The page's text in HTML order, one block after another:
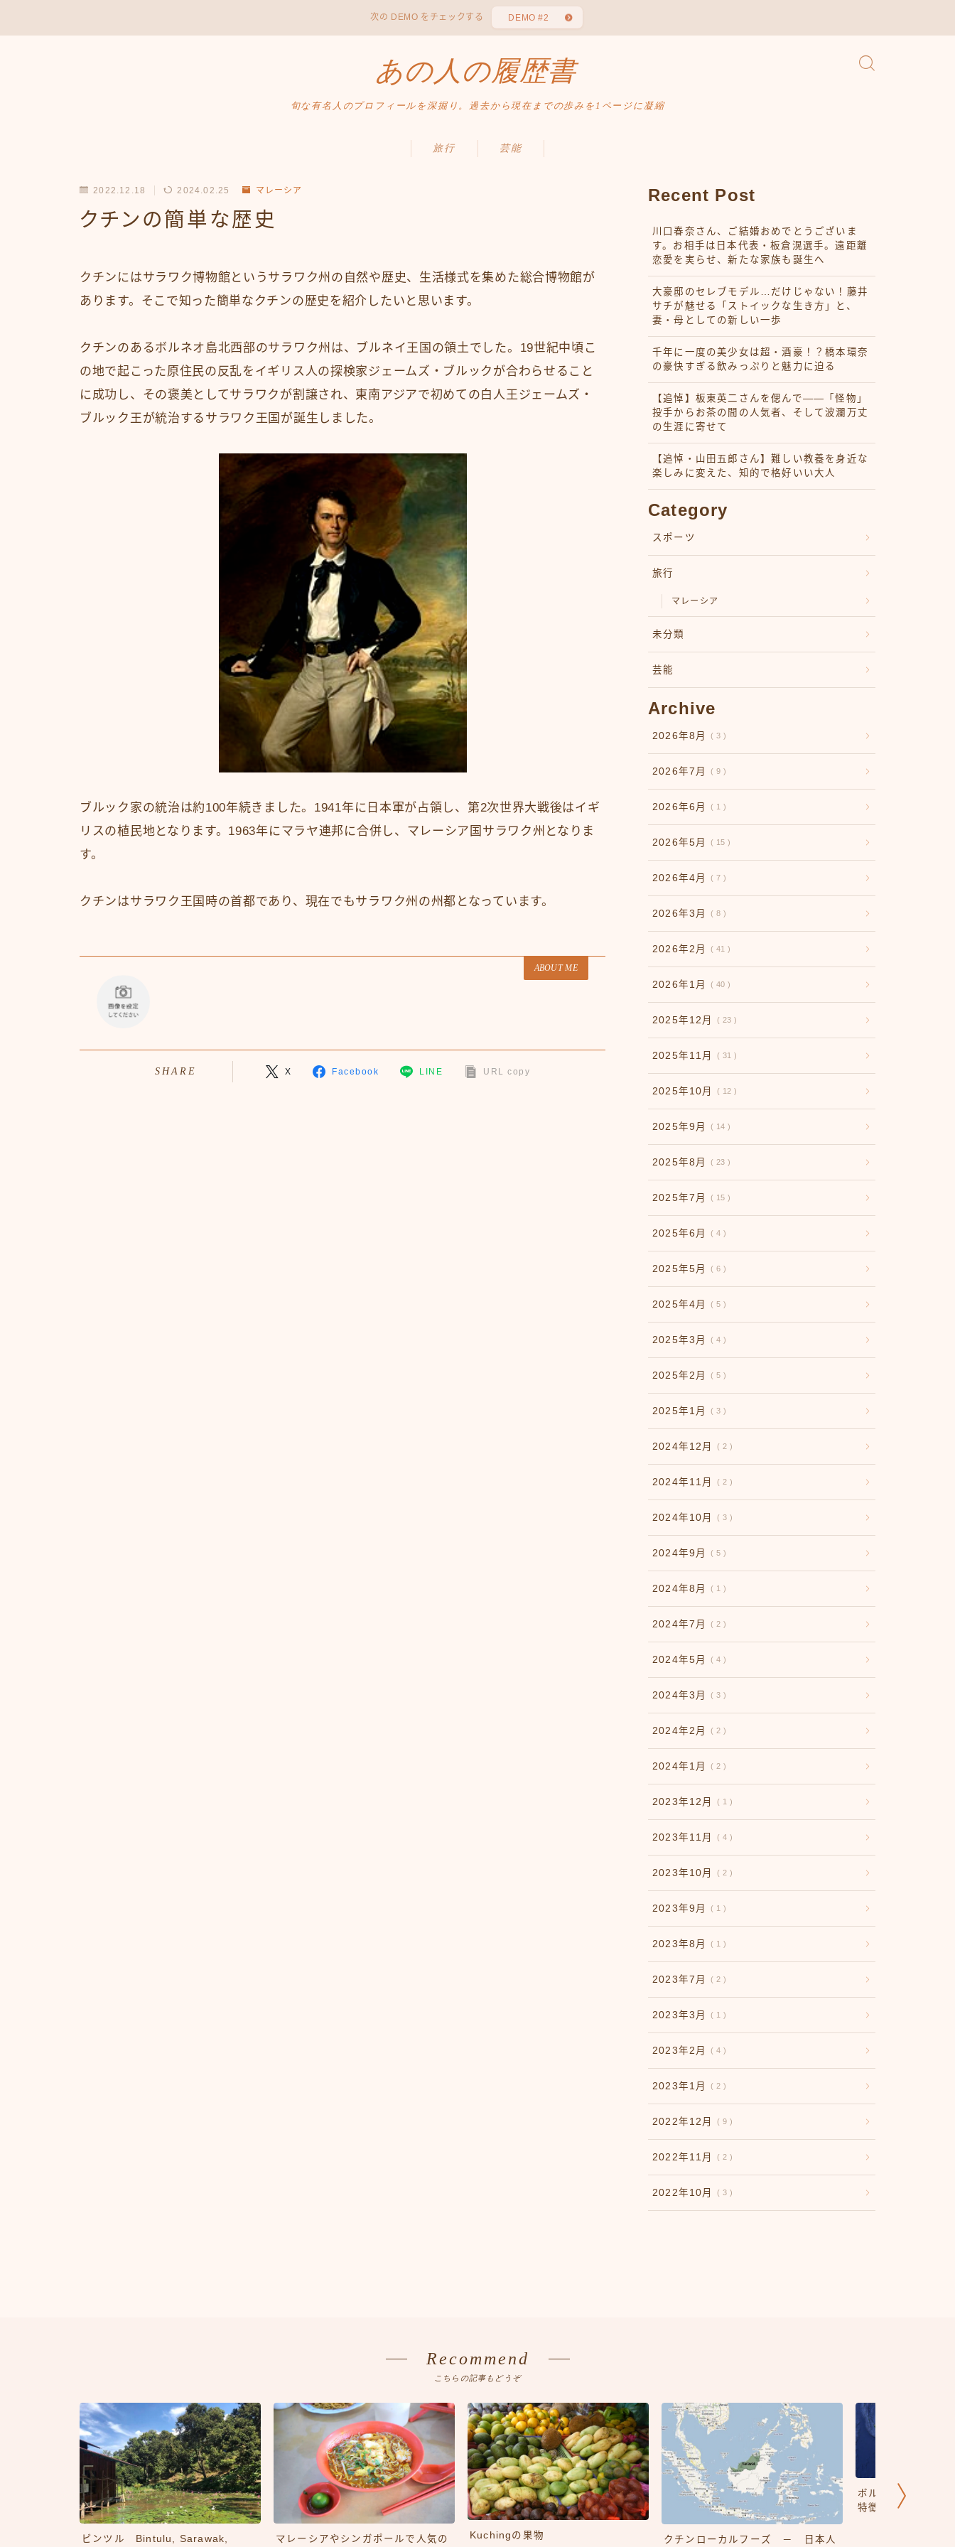
次の DEMO をチェックする DEMO #2
あの人の履歴書
旬な有名人のプロフィールを深掘り。過去から現在までの歩みを1ページに凝縮
旅行 芸能
2022.12.18 2024.02.25 マレーシア
クチンの簡単な歴史
クチンにはサラワク博物館というサラワク州の自然や歴史、生活様式を集めた総合博物館が
あります。そこで知った簡単なクチンの歴史を紹介したいと思います。
クチンのあるボルネオ島北西部のサラワク州は、ブルネイ王国の領土でした。19世紀中頃こ
の地で起こった原住民の反乱をイギリス人の探検家ジェームズ・ブルックが合わらせること
に成功し、その褒美としてサラワクが割譲され、東南アジアで初めての白人王ジェームズ・
ブルック王が統治するサラワク王国が誕生しました。
ブルック家の統治は約100年続きました。1941年に日本軍が占領し、第2次世界大戦後はイギ
リスの植民地となります。1963年にマラヤ連邦に合併し、マレーシア国サラワク州となりま
す。
クチンはサラワク王国時の首都であり、現在でもサラワク州の州都となっています。
ABOUT ME
SHARE X Facebook LINE URL copy
Recent Post
川口春奈さん、ご結婚おめでとうございま
す。お相手は日本代表・板倉滉選手。遠距離
恋愛を実らせ、新たな家族も誕生へ
大豪邸のセレブモデル…だけじゃない！藤井
サチが魅せる「ストイックな生き方」と、
妻・母としての新しい一歩
千年に一度の美少女は超・酒豪！？橋本環奈
の豪快すぎる飲みっぷりと魅力に迫る
【追悼】板東英二さんを偲んで――「怪物」
投手からお茶の間の人気者、そして波瀾万丈
の生涯に寄せて
【追悼・山田五郎さん】難しい教養を身近な
楽しみに変えた、知的で格好いい大人
Category
スポーツ
旅行
マレーシア
未分類
芸能
Archive
2026年8月 3
2026年7月 9
2026年6月 1
2026年5月 15
2026年4月 7
2026年3月 8
2026年2月 41
2026年1月 40
2025年12月 23
2025年11月 31
2025年10月 12
2025年9月 14
2025年8月 23
2025年7月 15
2025年6月 4
2025年5月 6
2025年4月 5
2025年3月 4
2025年2月 5
2025年1月 3
2024年12月 2
2024年11月 2
2024年10月 3
2024年9月 5
2024年8月 1
2024年7月 2
2024年5月 4
2024年3月 3
2024年2月 2
2024年1月 2
2023年12月 1
2023年11月 4
2023年10月 2
2023年9月 1
2023年8月 1
2023年7月 2
2023年3月 1
2023年2月 4
2023年1月 2
2022年12月 9
2022年11月 2
2022年10月 3
Recommend
こちらの記事もどうぞ
ビンツル Bintulu, Sarawak, マレーシアやシンガポールで人気の Kuchingの果物 クチンローカルフーズ － 日本人
ボルネオ島の地質
特徴